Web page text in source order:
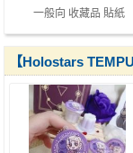
一般向 收藏品 貼紙
【Holostars